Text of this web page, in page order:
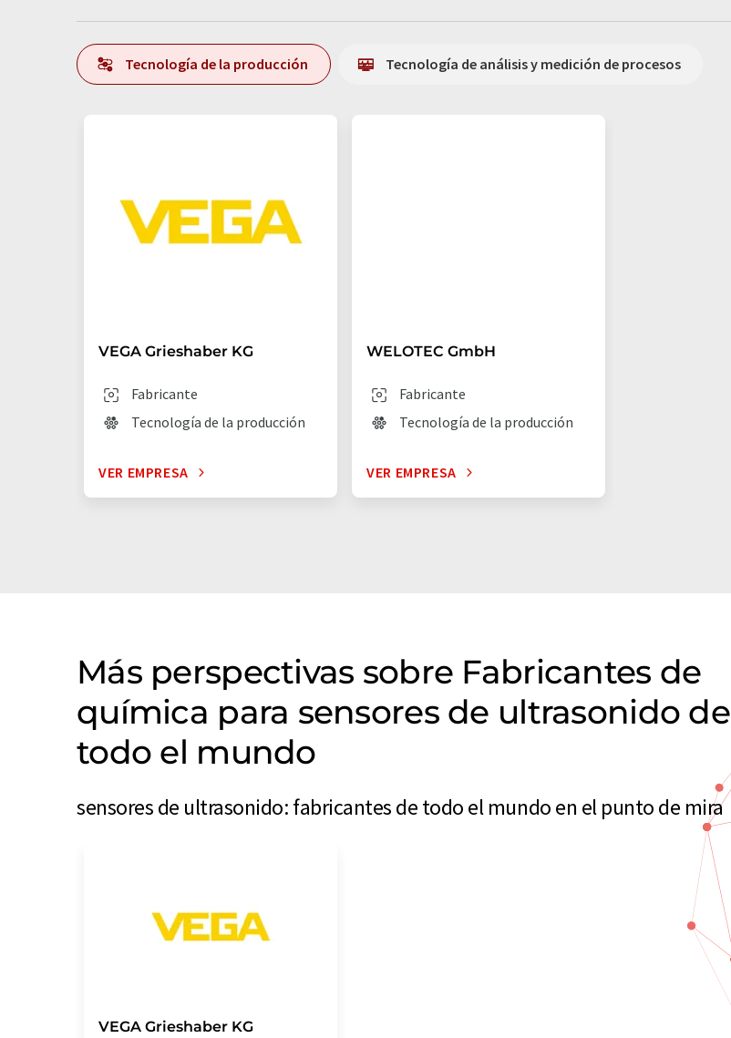
Tecnología de la producción Tecnología de análisis y medición de procesos
VEGA Grieshaber KG
Fabricante
Tecnología de la producción
VER EMPRESA
WELOTEC GmbH
Fabricante
Tecnología de la producción
VER EMPRESA
Más perspectivas sobre Fabricantes de
química para sensores de ultrasonido de
todo el mundo
sensores de ultrasonido: fabricantes de todo el mundo en el punto de mira
VEGA Grieshaber KG